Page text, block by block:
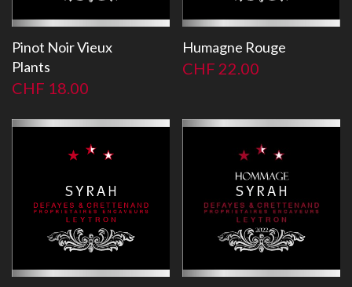
Pinot Noir Vieux
Plants
CHF 18.00
Humagne Rouge
CHF 22.00